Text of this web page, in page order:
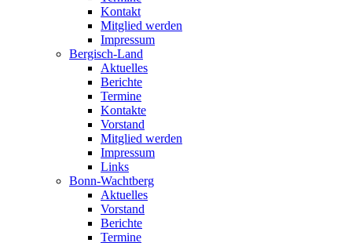
Kontakt
Mitglied werden
Impressum
Bergisch-Land
Aktuelles
Berichte
Termine
Kontakte
Vorstand
Mitglied werden
Impressum
Links
Bonn-Wachtberg
Aktuelles
Vorstand
Berichte
Termine